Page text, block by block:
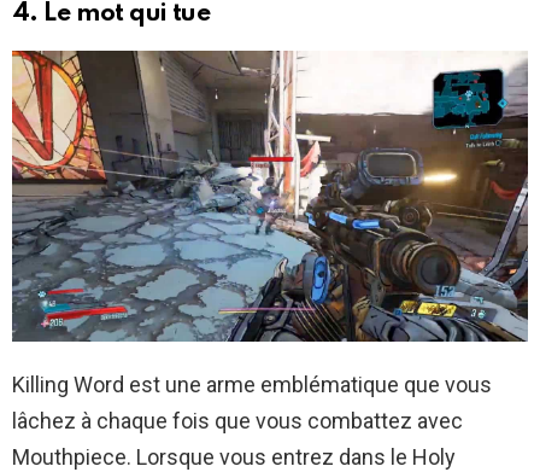
4. Le mot qui tue
Killing Word est une arme emblématique que vous
lâchez à chaque fois que vous combattez avec
Mouthpiece. Lorsque vous entrez dans le Holy